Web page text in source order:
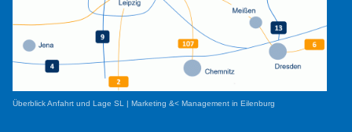
Überblick Anfahrt und Lage SL | Marketing &< Management in Eilenburg